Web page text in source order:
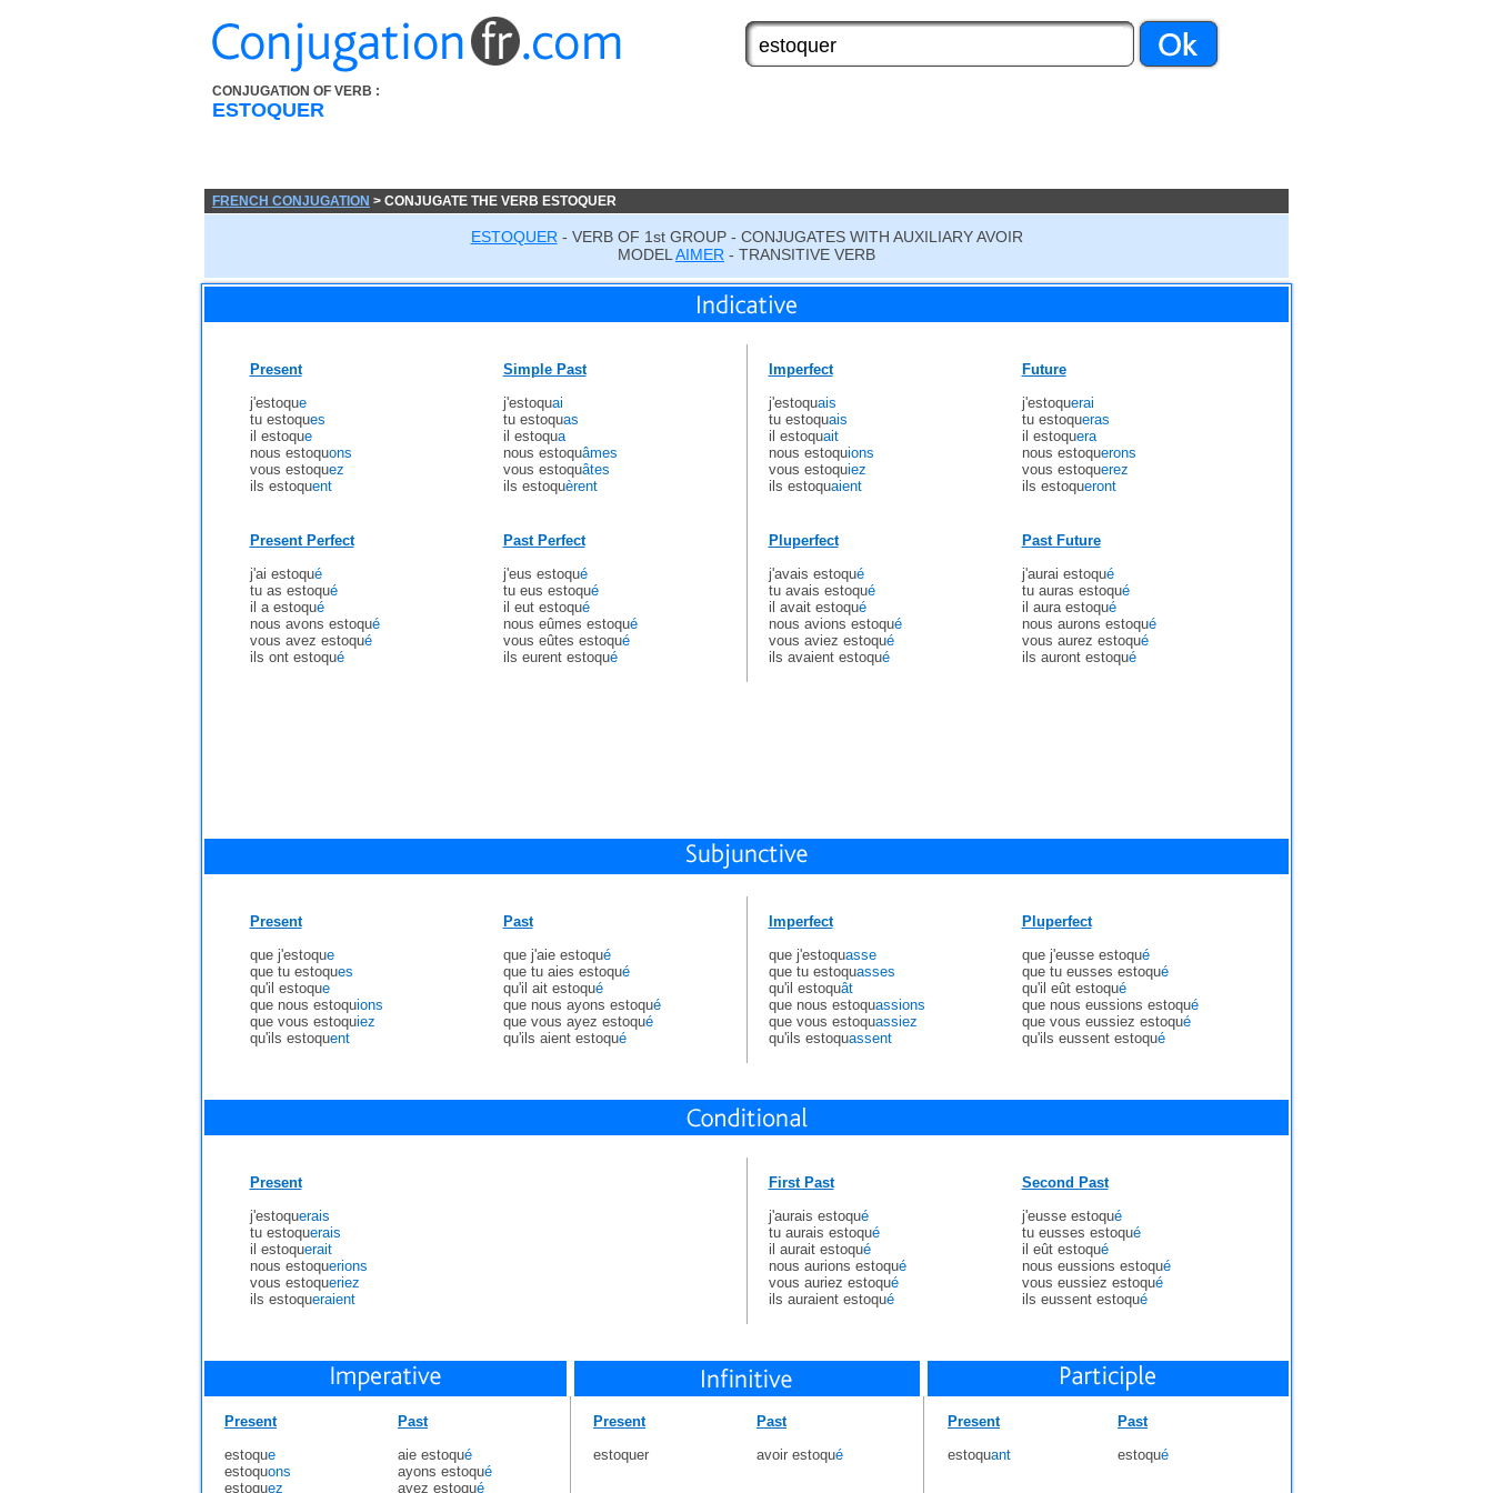
CONJUGATION OF VERB :
ESTOQUER
FRENCH CONJUGATION > CONJUGATE THE VERB ESTOQUER
ESTOQUER - VERB OF 1st GROUP - CONJUGATES WITH AUXILIARY AVOIR
MODEL AIMER - TRANSITIVE VERB
Present
j'estoque
tu estoques
il estoque
nous estoquons
vous estoquez
ils estoquent
Simple Past
j'estoquai
tu estoquas
il estoqua
nous estoquâmes
vous estoquâtes
ils estoquèrent
Present Perfect
j'ai estoqué
tu as estoqué
il a estoqué
nous avons estoqué
vous avez estoqué
ils ont estoqué
Past Perfect
j'eus estoqué
tu eus estoqué
il eut estoqué
nous eûmes estoqué
vous eûtes estoqué
ils eurent estoqué
Imperfect
j'estoquais
tu estoquais
il estoquait
nous estoquions
vous estoquiez
ils estoquaient
Future
j'estoquerai
tu estoqueras
il estoquera
nous estoquerons
vous estoquerez
ils estoqueront
Pluperfect
j'avais estoqué
tu avais estoqué
il avait estoqué
nous avions estoqué
vous aviez estoqué
ils avaient estoqué
Past Future
j'aurai estoqué
tu auras estoqué
il aura estoqué
nous aurons estoqué
vous aurez estoqué
ils auront estoqué
Present
que j'estoque
que tu estoques
qu'il estoque
que nous estoquions
que vous estoquiez
qu'ils estoquent
Past
que j'aie estoqué
que tu aies estoqué
qu'il ait estoqué
que nous ayons estoqué
que vous ayez estoqué
qu'ils aient estoqué
Imperfect
que j'estoquasse
que tu estoquasses
qu'il estoquât
que nous estoquassions
que vous estoquassiez
qu'ils estoquassent
Pluperfect
que j'eusse estoqué
que tu eusses estoqué
qu'il eût estoqué
que nous eussions estoqué
que vous eussiez estoqué
qu'ils eussent estoqué
Present
j'estoquerais
tu estoquerais
il estoquerait
nous estoquerions
vous estoqueriez
ils estoqueraient
First Past
j'aurais estoqué
tu aurais estoqué
il aurait estoqué
nous aurions estoqué
vous auriez estoqué
ils auraient estoqué
Second Past
j'eusse estoqué
tu eusses estoqué
il eût estoqué
nous eussions estoqué
vous eussiez estoqué
ils eussent estoqué
Present
estoque
estoquons
estoquez
Past
aie estoqué
ayons estoqué
ayez estoqué
Present
estoquer
Past
avoir estoqué
Present
estoquant
Past
estoqué